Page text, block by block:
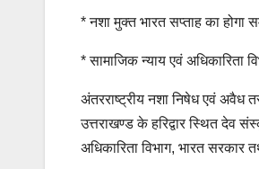
* नशा मुक्त भारत सप्ताह का होगा
* सामाजिक न्याय एवं अधिकारिता
अंतरराष्ट्रीय नशा निषेध एवं अवैध
उत्तराखण्ड के हरिद्वार स्थित देव
अधिकारिता विभाग, भारत सरकार